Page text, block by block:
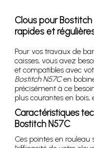
Clous pour
rapides et
Pour vos travaux de
caisses, vous avez
et compatibles avec
Bostitch N57Cen
précisément à ce
plus courantes en
Caractéristiques
Bostitch N57C
Ces pointes en